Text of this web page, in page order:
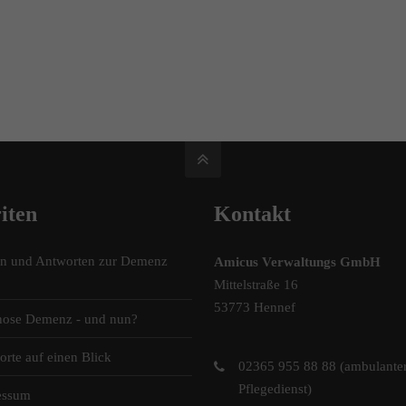
und Antworten zur Demenz
Demenz - und nun?
auf einen Blick
Kontakt
Amicus Verwaltungs GmbH
Mittelstraße 16
53773 Hennef
02365 955 88 88
Pflegedienst)